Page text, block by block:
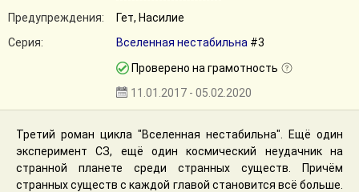
Предупреждения:
Гет, Насилие
Серия:
Вселенная нестабильна #3
Проверено на грамотность
11.01.2017 - 05.02.2020
Третий роман цикла "Вселенная нестабильна". Ещё один
эксперимент СЗ, ещё один космический неудачник на
странной планете среди странных существ. Причём
странных существ с каждой главой становится всё больше.